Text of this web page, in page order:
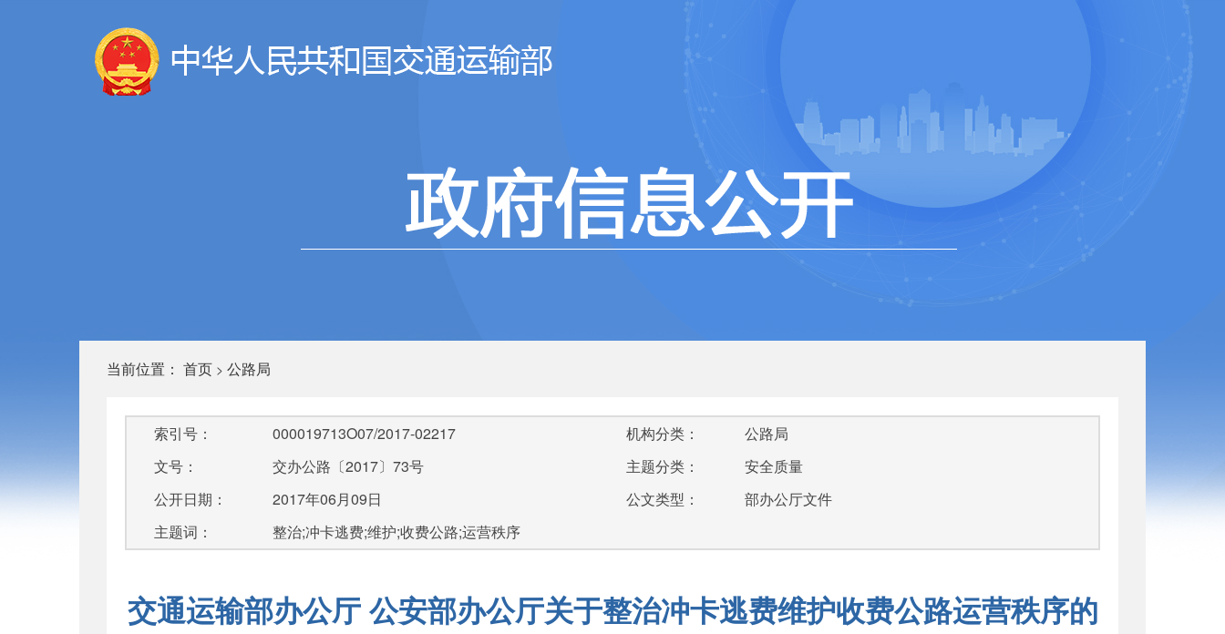
当前位置： 首页 > 公路局
索引号：
000019713O07/2017-02217
文号：
交办公路〔2017〕73号
公开日期：
2017年06月09日
主题词：
整治;冲卡逃费;维护;收费公路;运营秩序
机构分类：
公路局
主题分类：
安全质量
公文类型：
部办公厅文件
交通运输部办公厅 公安部办公厅关于整治冲卡逃费维护收费公路运营秩序的